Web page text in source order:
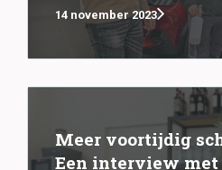
14 november 2023
Meer voortijdig
Een interview met